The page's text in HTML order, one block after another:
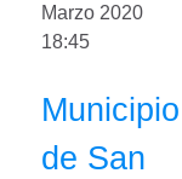
Marzo 2020
18:45
Municipio
de San